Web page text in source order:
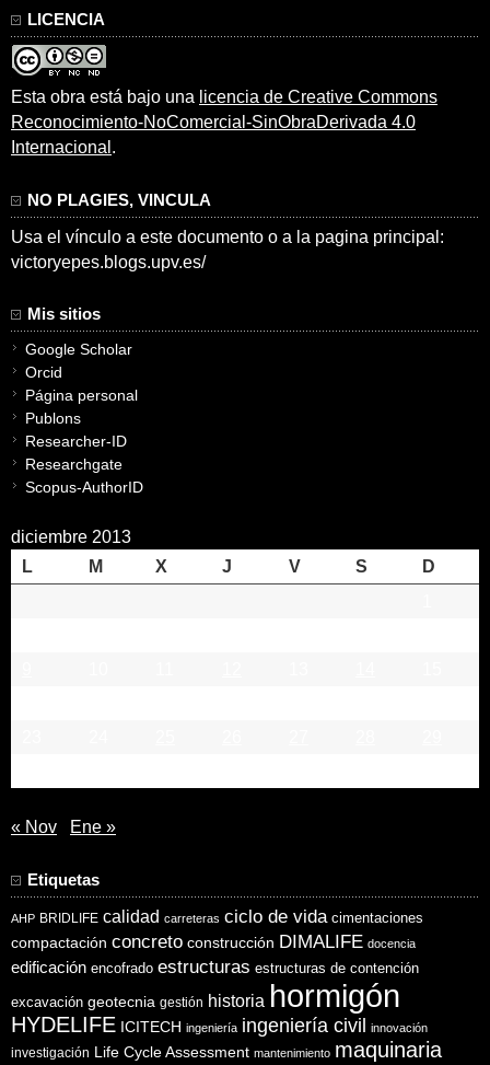
LICENCIA
Esta obra está bajo una licencia de Creative Commons
Reconocimiento-NoComercial-SinObraDerivada 4.0
Internacional .
NO PLAGIES, VINCULA
Usa el vínculo a este documento o a la pagina principal:
victoryepes.blogs.upv.es/
Mis sitios
Google Scholar
Orcid
Página personal
Publons
Researcher-ID
Researchgate
Scopus-AuthorID
diciembre 2013
L
M X J V S
D
« Nov Ene »
Etiquetas
AHP BRIDLIFE calidad carreteras ciclo de vida cimentaciones
compactación concreto construcción DIMALIFE docencia
edificación encofrado estructuras estructuras de contención
excavación geotecnia gestión historia hormigón
HYDELIFE ICITECH ingeniería ingeniería civil innovación
investigación Life Cycle Assessment mantenimiento maquinaria